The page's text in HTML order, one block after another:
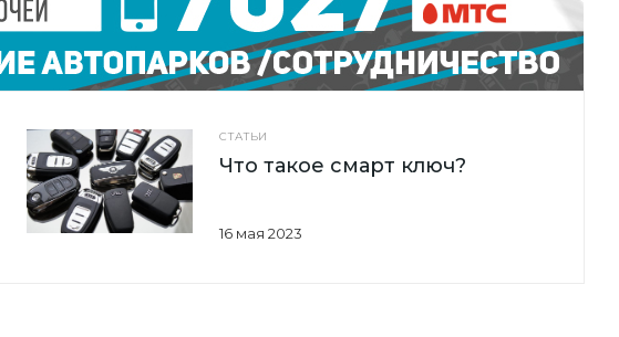
СТАТЬИ
16 мая 2023
Что такое смарт ключ?